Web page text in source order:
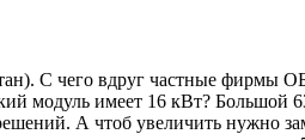
С чего вдруг частные фирмы
модуль имеет 16 кВт?
А чтоб увеличить нужно